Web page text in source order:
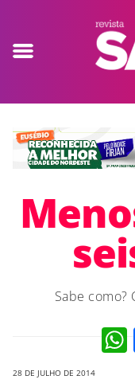
Sabe como?
28 DE JULHO DE 2014